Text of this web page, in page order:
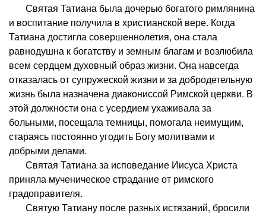
Святая Татиана была дочерью богатого римлянина
и воспитание получила в христианской вере. Когда
Татиана достигла совершеннолетия, она стала
равнодушна к богатству и земным благам и возлюбила
всем сердцем духовный образ жизни. Она навсегда
отказалась от супружеской жизни и за добродетельную
жизнь была назначена диакониссой Римской церкви. В
этой должности она с усердием ухаживала за
больными, посещала темницы, помогала неимущим,
стараясь постоянно угодить Богу молитвами и
добрыми делами.
Святая Татиана за исповедание Иисуса Христа
приняла мученическое страдание от римского
градоправителя.
Святую Татиану после разных истязаний, бросили